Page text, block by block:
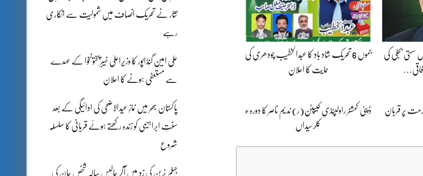
نثار نے تحریک انصاف میں شمولیت سے انکاری
رہے
علی امین گنڈاپور کا وزیراعلیٰ خیبرپختونخوا کے عہدے
سے مستعفی ہونے کا اعلان
پاکستان بھر میں نمازِ عیدالاضحی کی ادائیگی کے بعد
سنتِ ابراہیمی کو زندہ رکھتے ہوئے قربانی کا سلسلہ
شروع
جہلم ٹرین کی زد میں آکر چالیس سالہ شخص جان کی
بجلی کی
جموں 6 تحریک شاد باد کا عبدالخطیب چودھری کی
حمایت کا اعلان
پر قربان
ڈپٹی کمشنر راولپنڈی کیپٹن(ر) ندیم ناصر کا دورہء
کلرسیداں